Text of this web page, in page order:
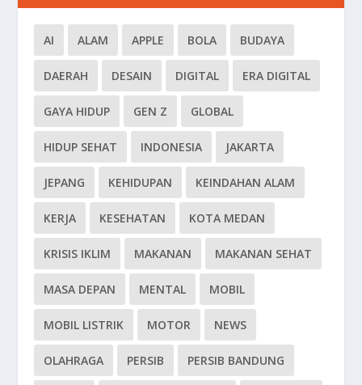
AI ALAM APPLE BOLA BUDAYA
DAERAH DESAIN DIGITAL ERA DIGITAL
GAYA HIDUP GEN Z GLOBAL
HIDUP SEHAT INDONESIA JAKARTA
JEPANG KEHIDUPAN KEINDAHAN ALAM
KERJA KESEHATAN KOTA MEDAN
KRISIS IKLIM MAKANAN MAKANAN SEHAT
MASA DEPAN MENTAL MOBIL
MOBIL LISTRIK MOTOR NEWS
OLAHRAGA PERSIB PERSIB BANDUNG